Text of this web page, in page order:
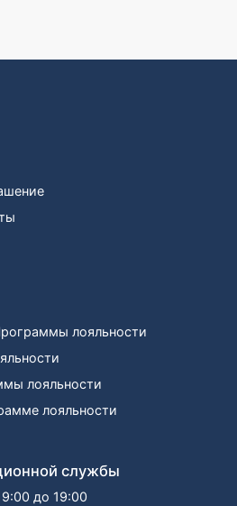
лояльности
лояльности
лояльности
службы
до 19:00